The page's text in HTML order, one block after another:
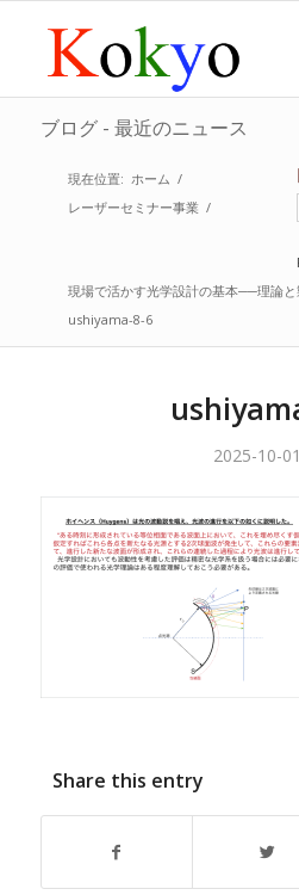
ブログ - 最近のニュース
現在位置: ホーム /
レーザーセミナー事業 /
現場で活かす光学設計の基本──理論
ushiyama-8-6
2025-10-01
Share this entry